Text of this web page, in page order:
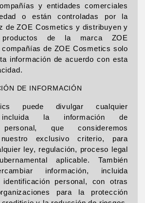
y entidades comerciales
o están controladas por la
de ZOE Cosmetics y distribuyen y
productos de la marca ZOE
de ZOE Cosmetics solo
información de acuerdo con esta
DE INFORMACIÓN
puede divulgar cualquier
incluida la información de
personal, que consideremos
exclusivo criterio, para
ley, regulación, proceso legal
aplicable. También
información, incluida
identificación personal, con otras
para la protección